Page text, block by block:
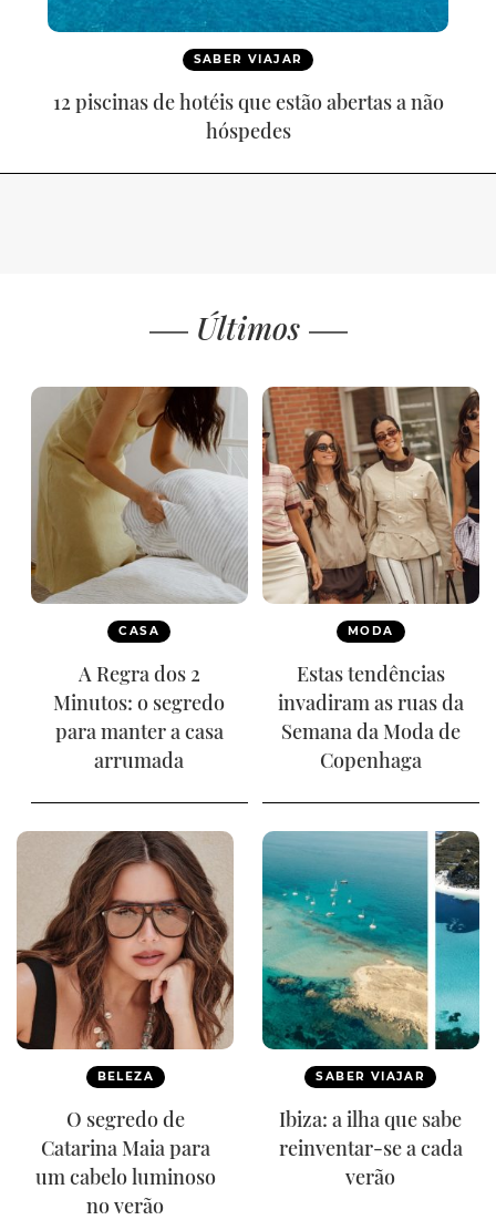
SABER VIAJAR
12 piscinas de hotéis que estão abertas a não
hóspedes
Últimos
CASA
A Regra dos 2
Minutos: o segredo
para manter a casa
arrumada
MODA
Estas tendências
invadiram as ruas da
Semana da Moda de
Copenhaga
BELEZA
O segredo de
Catarina Maia para
um cabelo luminoso
no verão
SABER VIAJAR
Ibiza: a ilha que sabe
reinventar-se a cada
verão